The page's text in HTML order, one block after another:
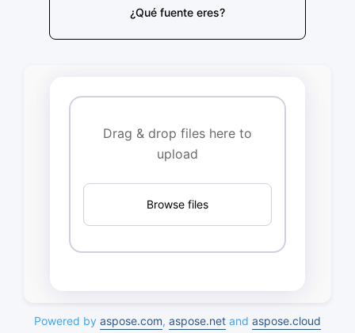
¿Qué fuente eres?
Drag & drop files here to
upload
Browse files
Powered by aspose.com, aspose.net and aspose.cloud